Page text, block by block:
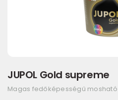
JUPOL Gold supreme
Magas fedőképességű